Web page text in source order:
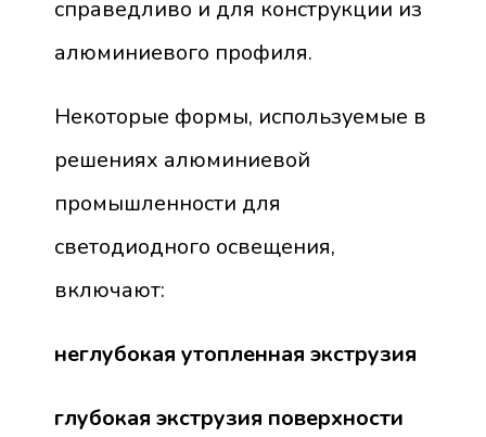
справедливо и для конструкции из
алюминиевого профиля.
Некоторые формы, используемые в
решениях алюминиевой
промышленности для
светодиодного освещения,
включают:
неглубокая утопленная экструзия
глубокая экструзия поверхности